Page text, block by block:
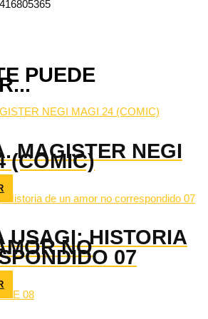
PUEDE
MAGISTER NEGI
(COMIC)
USAGI: HISTORIA
NO 07